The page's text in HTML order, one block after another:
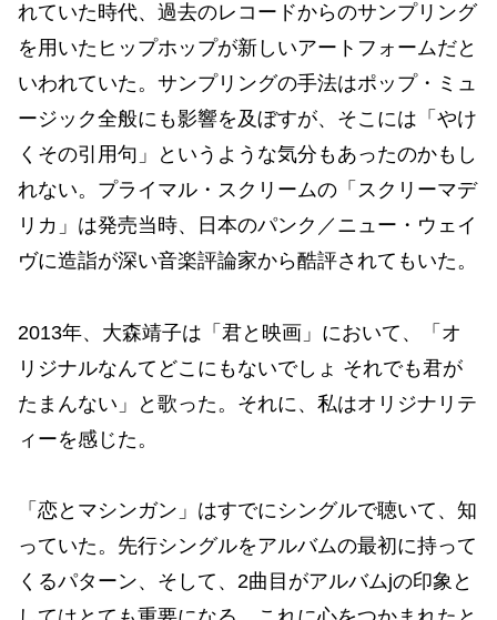
れていた時代、過去のレコードからのサンプリング
を用いたヒップホップが新しいアートフォームだと
いわれていた。サンプリングの手法はポップ・ミュ
ージック全般にも影響を及ぼすが、そこには「やけ
くその引用句」というような気分もあったのかもし
れない。プライマル・スクリームの「スクリーマデ
リカ」は発売当時、日本のパンク／ニュー・ウェイ
ヴに造詣が深い音楽評論家から酷評されてもいた。
2013年、大森靖子は「君と映画」において、「オ
リジナルなんてどこにもないでしょ それでも君が
たまんない」と歌った。それに、私はオリジナリテ
ィーを感じた。
「恋とマシンガン」はすでにシングルで聴いて、知
っていた。先行シングルをアルバムの最初に持って
くるパターン、そして、2曲目がアルバムjの印象と